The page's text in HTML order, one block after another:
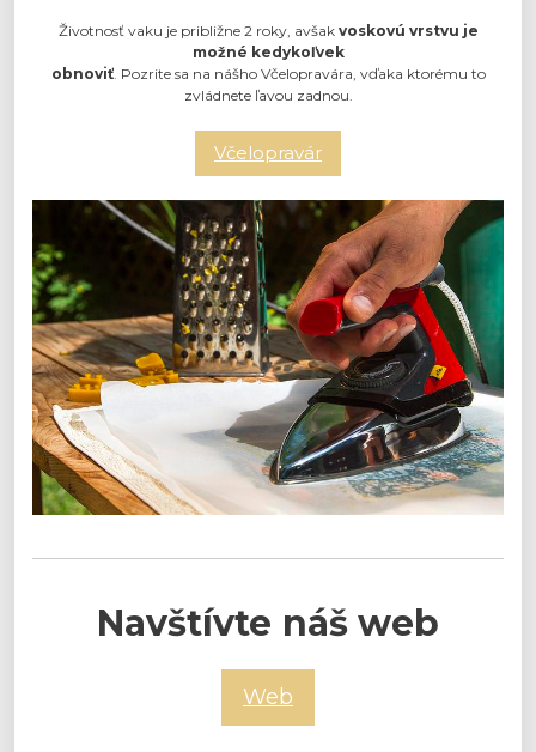
Životnosť vaku je približne 2 roky, avšak voskovú vrstvu je
možné kedykoľvek
obnoviť. Pozrite sa na nášho Včelopravára, vďaka ktorému to
zvládnete ľavou zadnou.
Včelopravár
Navštívte náš web
Web